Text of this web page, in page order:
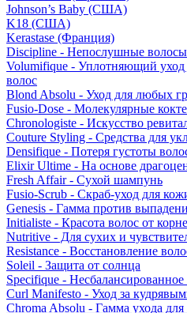
Johnson’s Baby (США)
K18 (США)
Kerastase (Франция)
Discipline - Непослушные волосы
Volumifique - Уплотняющий уход
волос
Blond Absolu - Уход для любых
Fusio-Dose - Молекулярные
Chronologiste - Искусство
Couture Styling - Средства для
Densifique - Потеря густоты
Elixir Ultime - На основе
Fresh Affair - Сухой шампунь
Fusio-Scrub - Скраб-уход для
Genesis - Гамма против
Initialiste - Красота волос от
Nutritive - Для сухих и
Resistance - Восстановление
Soleil - Защита от солнца
Specifique -
Curl Manifesto - Уход за
Chroma Absolu - Гамма ухода